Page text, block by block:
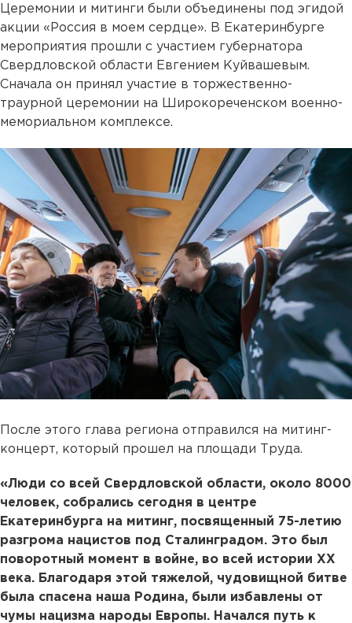
Церемонии и митинги были объединены под эгидой
акции «Россия в моем сердце». В Екатеринбурге
мероприятия прошли с участием губернатора
Свердловской области Евгением Куйвашевым.
Сначала он принял участие в торжественно-
траурной церемонии на Широкореченском военно-
мемориальном комплексе.
После этого глава региона отправился на митинг-
концерт, который прошел на площади Труда.
«Люди со всей Свердловской области, около 8000
человек, собрались сегодня в центре
Екатеринбурга на митинг, посвященный 75-летию
разгрома нацистов под Сталинградом. Это был
поворотный момент в войне, во всей истории ХХ
века. Благодаря этой тяжелой, чудовищной битве
была спасена наша Родина, были избавлены от
чумы нацизма народы Европы. Начался путь к